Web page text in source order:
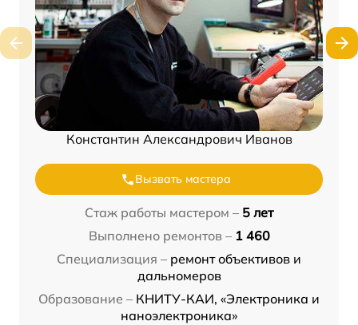
Константин Александрович Иванов
Вызвать мастера
Стаж работы мастером – 5 лет
Выполнено ремонтов – 1 460
Специализация – ремонт объективов и
дальномеров
Образование – КНИТУ-КАИ, «Электроника и
наноэлектроника»